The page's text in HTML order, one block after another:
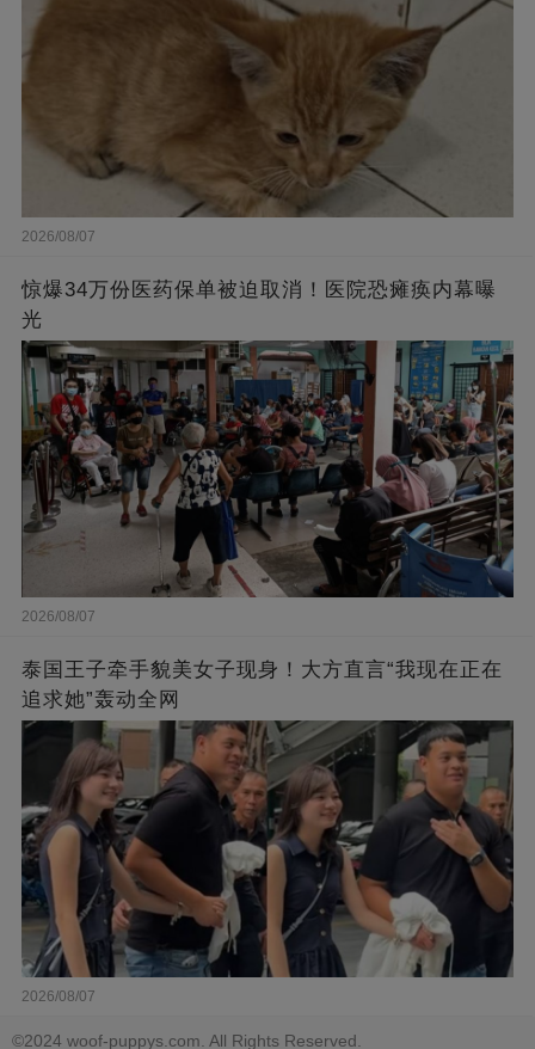
2026/08/07
惊爆34万份医药保单被迫取消！医院恐瘫痪内幕曝
光
2026/08/07
泰国王子牵手貌美女子现身！大方直言“我现在正在
追求她”轰动全网
2026/08/07
©2024 woof-puppys.com. All Rights Reserved.